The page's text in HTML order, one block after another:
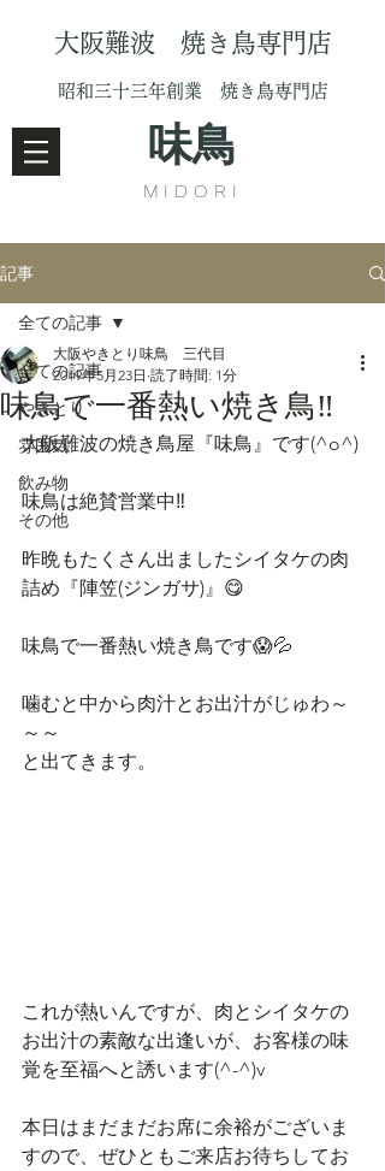
大阪難波 焼き鳥専門店
昭和三十三年創業 焼き鳥専門店
味鳥
MIDORI
記事
全ての記事
やきとり
雰囲気
飲み物
その他
全ての記事
味鳥で一番熱い焼き鳥‼️
大阪やきとり味鳥 三代目
2019年5月23日 読了時間: 1分
大阪難波の焼き鳥屋『味鳥』です(^o^)
味鳥は絶賛営業中‼️
昨晩もたくさん出ましたシイタケの肉
詰め『陣笠(ジンガサ)』😋
味鳥で一番熱い焼き鳥です😱💦
噛むと中から肉汁とお出汁がじゅわ～
～～
と出てきます。
これが熱いんですが、肉とシイタケの
お出汁の素敵な出逢いが、お客様の味
覚を至福へと誘います(^-^)v
本日はまだまだお席に余裕がございま
すので、ぜひともご来店お待ちしてお